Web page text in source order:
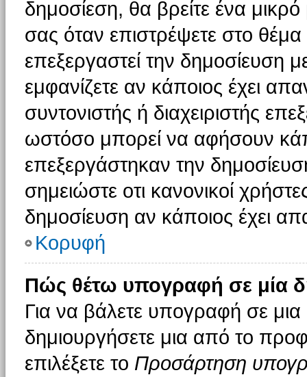
δημοσίεση, θα βρείτε ένα
σας όταν επιστρέψετε στο
επεξεργαστεί την δημοσίευση
εμφανίζετε αν κάποιος έχει
συντονιστής ή διαχειριστής
ωστόσο μπορεί να αφήσουν
επεξεργάστηκαν την
σημειώστε οτι κανονικοί
δημοσίευση αν κάποιος έχει
Κορυφή
Πώς θέτω υπογραφή σε μία
Για να βάλετε υπογραφή σε
δημιουργήσετε μια από το
επιλέξετε το Προσάρτηση